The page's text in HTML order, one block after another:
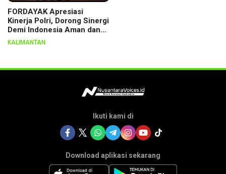
FORDAYAK Apresiasi
Kinerja Polri, Dorong Sinergi
Demi Indonesia Aman dan
Berkeadilan
KALIMANTAN
Ikuti kami di
Download aplikasi sekarang